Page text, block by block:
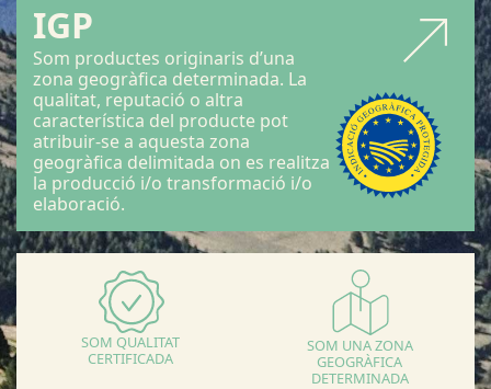
IGP
Som productes originaris d’una
zona geogràfica determinada. La
qualitat, reputació o altra
característica del producte pot
atribuir-se a aquesta zona
geogràfica delimitada on es realitza
la producció i/o transformació i/o
elaboració.
SOM QUALITAT
CERTIFICADA
SOM UNA ZONA
GEOGRÀFICA
DETERMINADA